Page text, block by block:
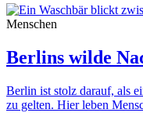
Menschen
Berlins wilde
Berlin ist stolz darauf, als
zu gelten. Hier leben